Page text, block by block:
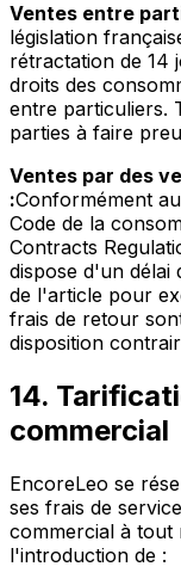
Ventes entre
législation
rétractation de 14
droits des
entre particuliers.
parties à faire
Ventes par des
:Conformément
Code de la
Contracts
dispose d'un délai
de l'article pour
frais de retour
disposition
14.
commercial
EncoreLeo se
ses frais de
commercial à tout
l'introduction de :